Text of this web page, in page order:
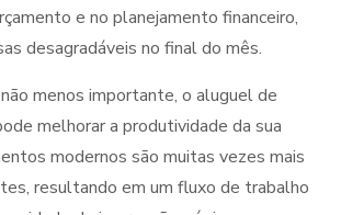
e no planejamento financeiro,
desagradáveis no final do mês.
menos importante, o aluguel de
melhorar a produtividade da sua
modernos são muitas vezes mais
resultando em um fluxo de trabalho